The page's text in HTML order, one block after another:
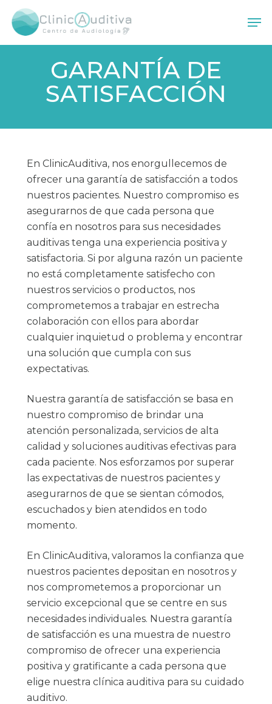
Skip
main
GARANTÍA DE
SATISFACCIÓN
En ClinicAuditiva, nos enorgullecemos de
ofrecer una garantía de satisfacción a todos
nuestros pacientes. Nuestro compromiso es
asegurarnos de que cada persona que
confía en nosotros para sus necesidades
auditivas tenga una experiencia positiva y
satisfactoria. Si por alguna razón un paciente
no está completamente satisfecho con
nuestros servicios o productos, nos
comprometemos a trabajar en estrecha
colaboración con ellos para abordar
cualquier inquietud o problema y encontrar
una solución que cumpla con sus
expectativas.
Nuestra garantía de satisfacción se basa en
nuestro compromiso de brindar una
atención personalizada, servicios de alta
calidad y soluciones auditivas efectivas para
cada paciente. Nos esforzamos por superar
las expectativas de nuestros pacientes y
asegurarnos de que se sientan cómodos,
escuchados y bien atendidos en todo
momento.
En ClinicAuditiva, valoramos la confianza que
nuestros pacientes depositan en nosotros y
nos comprometemos a proporcionar un
servicio excepcional que se centre en sus
necesidades individuales. Nuestra garantía
de satisfacción es una muestra de nuestro
compromiso de ofrecer una experiencia
positiva y gratificante a cada persona que
elige nuestra clínica auditiva para su cuidado
auditivo.